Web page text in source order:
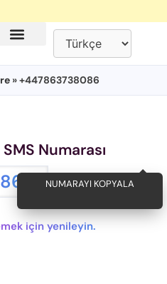
» +447863738086
Numarası
NUMARAYI KOPYALA
için yenileyin.